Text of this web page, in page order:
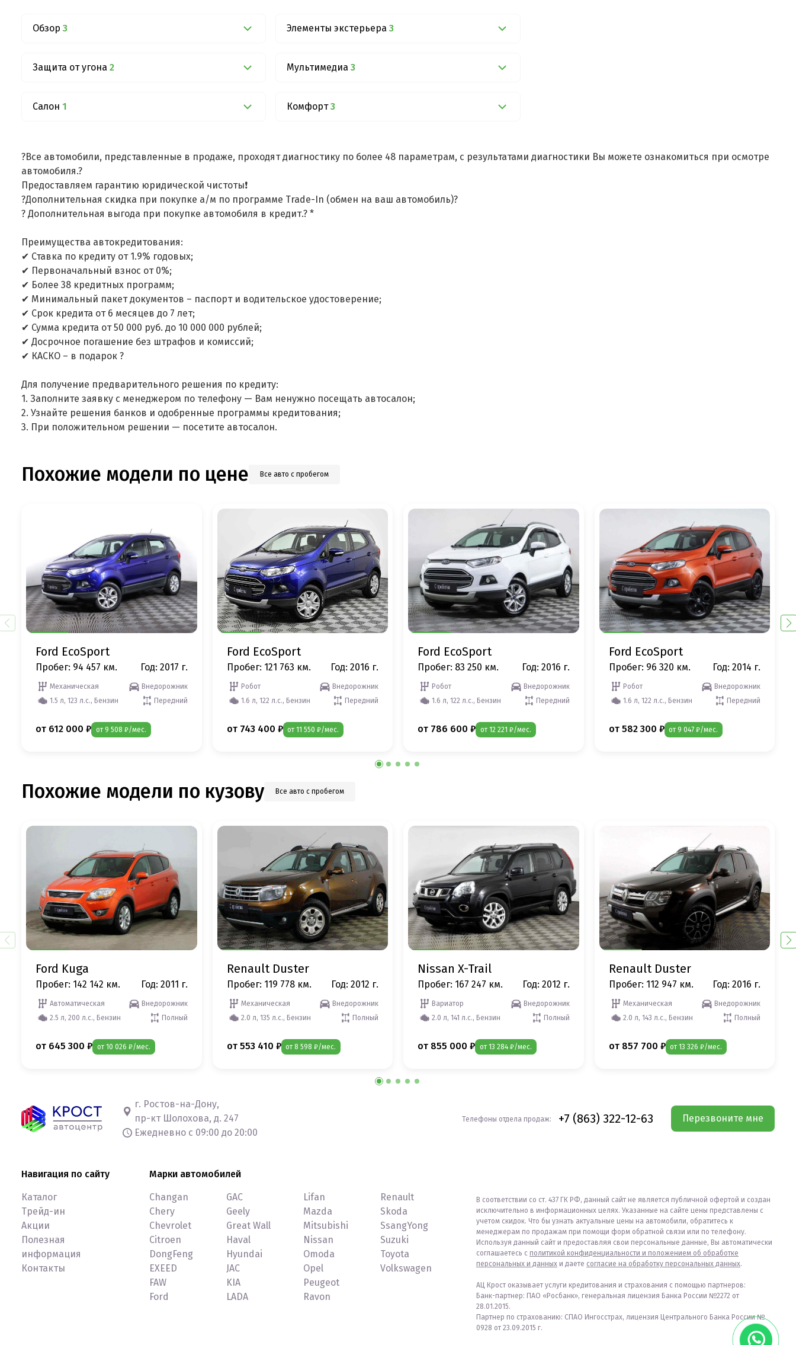
Обзор 3 Элементы экстерьера 3
Защита от угона 2 Мультимедиа 3
Салон 1 Комфорт 3
?Все автомобили, представленные в продаже, проходят диагностику по более 48 параметрам, с результатами диагностики Вы можете ознакомиться при осмотре
автомобиля.?
Предоставляем гарантию юридической чистоты❗
?Дополнительная скидка при покупке а/м по программе Trade-In (обмен на ваш автомобиль)?
? Дополнительная выгода при покупке автомобиля в кредит.? *
Преимущества автокредитования:
✔ Ставка по кредиту от 1.9% годовых;
✔ Первоначальный взнос от 0%;
✔ Более 38 кредитных программ;
✔ Минимальный пакет документов – паспорт и водительское удостоверение;
✔ Срок кредита от 6 месяцев до 7 лет;
✔ Сумма кредита от 50 000 руб. до 10 000 000 рублей;
✔ Досрочное погашение без штрафов и комиссий;
✔ КАСКО – в подарок ?
Для получение предварительного решения по кредиту:
1. Заполните заявку с менеджером по телефону — Вам ненужно посещать автосалон;
2. Узнайте решения банков и одобренные программы кредитования;
3. При положительном решении — посетите автосалон.
Похожие модели по цене Все авто с пробегом
Ford EcoSport
Пробег: 94 457 км. Год: 2017 г.
Механическая
Внедорожник
1.5 л, 123 л.с., Бензин
Передний
от 612 000 ₽ от 9 508 ₽/мес.
Ford EcoSport
Пробег: 121 763 км. Год: 2016 г.
Робот
Внедорожник
1.6 л, 122 л.с., Бензин
Передний
от 743 400 ₽ от 11 550 ₽/мес.
Ford EcoSport
Пробег: 83 250 км. Год: 2016 г.
Робот
Внедорожник
1.6 л, 122 л.с., Бензин
Передний
от 786 600 ₽ от 12 221 ₽/мес.
Ford EcoSport
Пробег: 96 320 км. Год: 2014 г.
Робот
Внедорожник
1.6 л, 122 л.с., Бензин
Передний
от 582 300 ₽ от 9 047 ₽/мес.
Похожие модели по кузову Все авто с пробегом
Ford Kuga
Пробег: 142 142 км. Год: 2011 г.
Автоматическая
Внедорожник
2.5 л, 200 л.с., Бензин
Полный
от 645 300 ₽ от 10 026 ₽/мес.
Renault Duster
Пробег: 119 778 км. Год: 2012 г.
Механическая
Внедорожник
2.0 л, 135 л.с., Бензин
Полный
от 553 410 ₽ от 8 598 ₽/мес.
Nissan X-Trail
Пробег: 167 247 км. Год: 2012 г.
Вариатор
Внедорожник
2.0 л, 141 л.с., Бензин
Полный
от 855 000 ₽ от 13 284 ₽/мес.
Renault Duster
Пробег: 112 947 км. Год: 2016 г.
Механическая
Внедорожник
2.0 л, 143 л.с., Бензин
Полный
от 857 700 ₽ от 13 326 ₽/мес.
г. Ростов-на-Дону,
пр-кт Шолохова, д. 247
Ежедневно с 09:00 до 20:00
Телефоны отдела продаж: +7 (863) 322-12-63 Перезвоните мне
Навигация по сайту
Каталог
Трейд-ин
Акции
Полезная
информация
Контакты
Марки автомобилей
Changan
Chery
Chevrolet
Citroen
DongFeng
EXEED
FAW
Ford
GAC
Geely
Great Wall
Haval
Hyundai
JAC
KIA
LADA
Lifan
Mazda
Mitsubishi
Nissan
Omoda
Opel
Peugeot
Ravon
Renault
Skoda
SsangYong
Suzuki
Toyota
Volkswagen
В соответствии со ст. 437 ГК РФ, данный сайт не является публичной офертой и создан
исключительно в информационных целях. Указанные на сайте цены представлены с
учетом скидок. Что бы узнать актуальные цены на автомобили, обратитесь к
менеджерам по продажам при помощи форм обратной связи или по телефону.
Используя данный сайт и предоставляя свои персональные данные, Вы автоматически
соглашаетесь с политикой конфиденциальности и положением об обработке
персональных и данных и даете согласие на обработку персональных данных.
АЦ Крост оказывает услуги кредитования и страхования с помощью партнеров:
Банк-партнер: ПАО «Росбанк», генеральная лицензия Банка России №2272 от
28.01.2015.
Партнер по страхованию: СПАО Ингосстрах, лицензия Центрального Банка России №
0928 от 23.09.2015 г.